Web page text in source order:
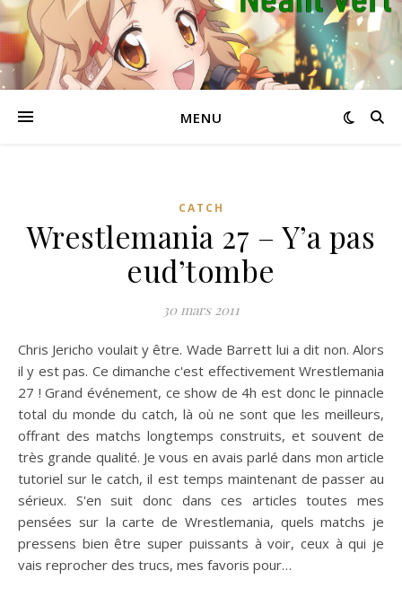
MENU
CATCH
Wrestlemania 27 – Y’a pas
eud’tombe
30 mars 2011
Chris Jericho voulait y être. Wade Barrett lui a dit non. Alors
il y est pas. Ce dimanche c'est effectivement Wrestlemania
27 ! Grand événement, ce show de 4h est donc le pinnacle
total du monde du catch, là où ne sont que les meilleurs,
offrant des matchs longtemps construits, et souvent de
très grande qualité. Je vous en avais parlé dans mon article
tutoriel sur le catch, il est temps maintenant de passer au
sérieux. S'en suit donc dans ces articles toutes mes
pensées sur la carte de Wrestlemania, quels matchs je
pressens bien être super puissants à voir, ceux à qui je
vais reprocher des trucs, mes favoris pour…